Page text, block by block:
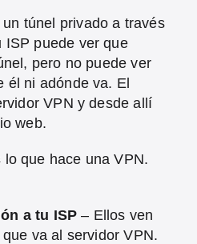
túnel privado a través
ISP puede ver que
pero no puede ver
él ni adónde va. El
VPN y desde allí
web.
que hace una VPN.
a tu ISP – Ellos ven
va al servidor VPN.